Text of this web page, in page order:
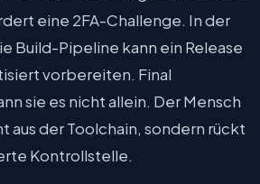
eine 2FA-Challenge. In der
Build-Pipeline kann ein Release
vorbereiten. Final
sie es nicht allein. Der Mensch
aus der Toolchain, sondern rückt
Kontrollstelle.